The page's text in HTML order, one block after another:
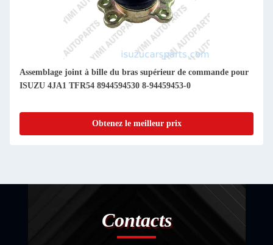
Assemblage joint à bille du bras supérieur de commande pour
ISUZU 4JA1 TFR54 8944594530 8-94459453-0
Obtenez le meilleur prix
Contacts